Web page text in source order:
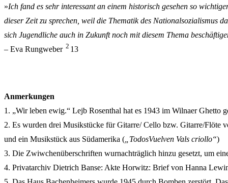
»Ich fand es sehr interessant an einem historisch gesehen so
dieser Zeit zu sprechen, weil die Thematik des Nationalsozialismus
sich Jugendliche auch in Zukunft noch mit diesem Thema
– Eva Rungweber 2 13
Anmerkungen
1. „Wir leben ewig.“ Lejb Rosenthal hat es 1943 im Wilnaer Ghetto
2. Es wurden drei Musikstücke für Gitarre/ Cello bzw. Gitarre/Flöte
und ein Musikstück aus Südamerika ( „TodosVuelven Vals criollo“)
3. Die Zwiwchenüberschriften wurnachträglich hinzu gesetzt, um
4. Privatarchiv Dietrich Banse: Akte Horwitz: Brief von Hanna